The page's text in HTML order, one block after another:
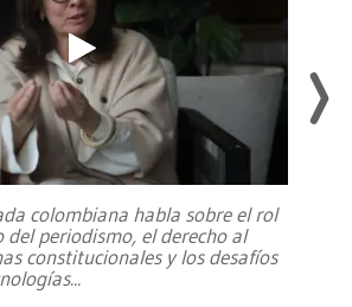
colombiana habla sobre el rol
del periodismo, el derecho al
constitucionales y los desafíos
...